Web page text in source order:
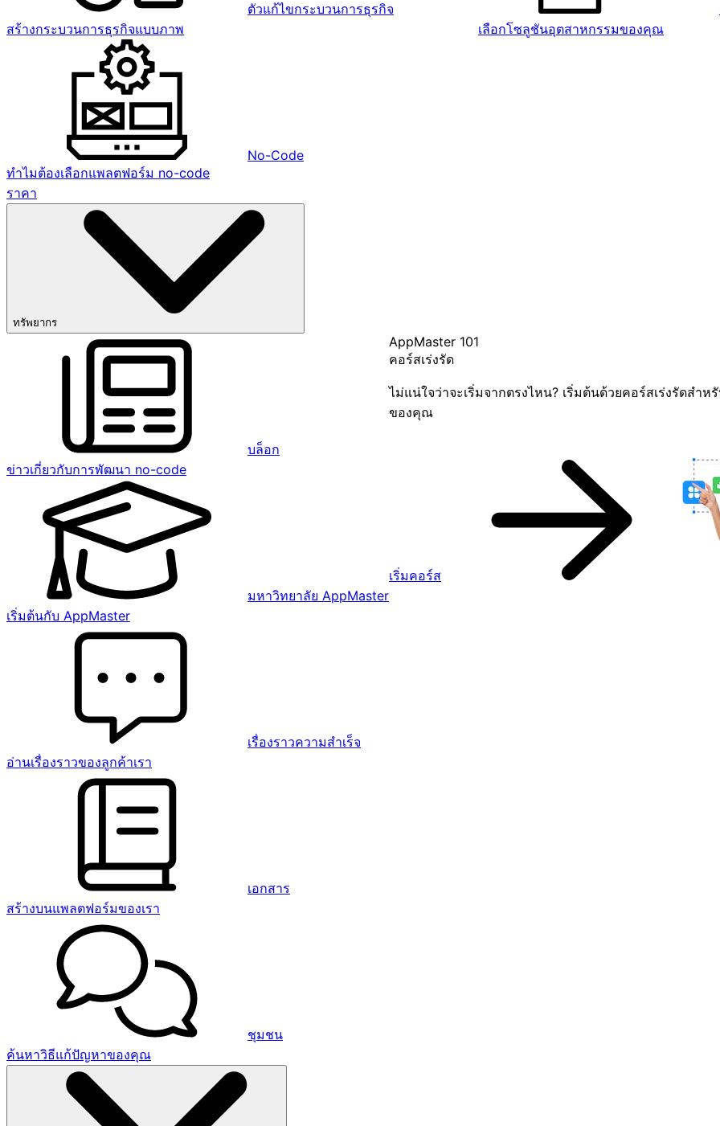
ตัวแก้ไขกระบวนการธุรกิจ
สร้างกระบวนการธุรกิจแบบภาพ
เลือกโซลูชันอุตสาหกรรมของคุณ
No-Code
ทำไมต้องเลือกแพลตฟอร์ม no-code
ราคา
ทรัพยากร
บล็อก
ข่าวเกี่ยวกับการพัฒนา no-code
มหาวิทยาลัย AppMaster
เริ่มต้นกับ AppMaster
เรื่องราวความสำเร็จ
อ่านเรื่องราวของลูกค้าเรา
เอกสาร
สร้างบนแพลตฟอร์มของเรา
ชุมชน
ค้นหาวิธีแก้ปัญหาของคุณ
AppMaster 101
คอร์สเร่งรัด
ไม่แน่ใจว่าจะเริ่มจากตรงไหน? เริ่มต้นด้วยคอร์สเร่งรัดสำห
ของคุณ
เริ่มคอร์ส